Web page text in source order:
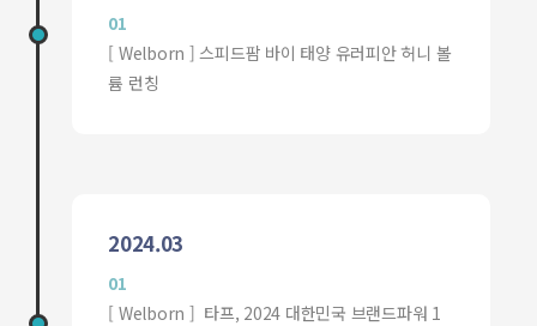
01
[ Welborn ] 스피드팜 바이 태양 유러피안 허니 볼
륨 런칭
2024.03
01
[ Welborn ] 타프, 2024 대한민국 브랜드파워 1